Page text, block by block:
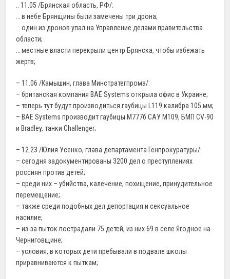
.. 11.05 /Брянская область, РФ/:
… в небе Брянщины были замечены три дрона;
… один из дронов упал на Управление делами правительства
области;
… местные власти перекрыли центр Брянска, чтобы избежать
жертв;
– 11.06 /Камышин, глава Минстратегпрома/:
– британская компания BAE Systems открыла офис в Украине;
– теперь тут будут производиться гаубицы L119 калибра 105 мм;
– BAE Systems производит гаубицы М777б САУ М109, БМП CV-90
и Bradley, танки Challenger;
– 12.23 /Юлия Усенко, глава департамента Генпрокуратуры/:
– сегодня задокументированы 3200 дел о преступлениях
россиян против детей;
– среди них – убийства, калечение, похищение, принудительное
перемещение;
– также среди подобных дел депортация и сексуальное
насилие;
– из-за пыток пострадали 75 детей, из них 69 в селе Ягодное на
Черниговщине;
– условия, в которых дети пребывали в подвале школы
приравниваются к пыткам;